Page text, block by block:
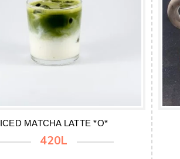
ICED MATCHA LATTE *O*
420L